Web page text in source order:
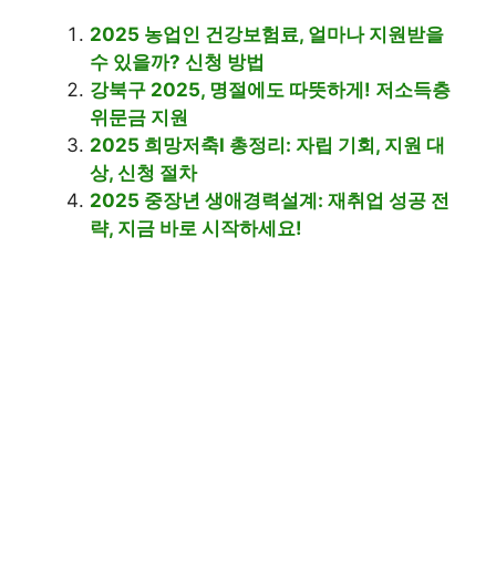
2025 농업인 건강보험료, 얼마나 지원받을
수 있을까? 신청 방법
강북구 2025, 명절에도 따뜻하게! 저소득층
위문금 지원
2025 희망저축Ⅰ 총정리: 자립 기회, 지원 대
상, 신청 절차
2025 중장년 생애경력설계: 재취업 성공 전
략, 지금 바로 시작하세요!